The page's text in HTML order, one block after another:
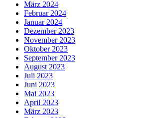
März 2024
Februar 2024
Januar 2024
Dezember 2023
November 2023
Oktober 2023
September 2023
August 2023
Juli 2023
Juni 2023
Mai 2023
April 2023
März 2023